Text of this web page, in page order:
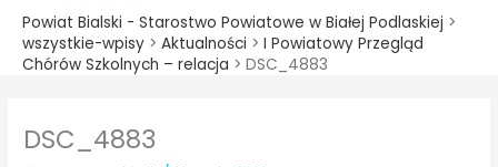
Powiat Bialski - Starostwo Powiatowe w Białej Podlaskiej >
wszystkie-wpisy > Aktualności > I Powiatowy Przegląd
Chórów Szkolnych – relacja > DSC_4883
DSC_4883